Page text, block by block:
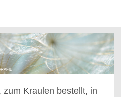
Kraulen bestellt, in